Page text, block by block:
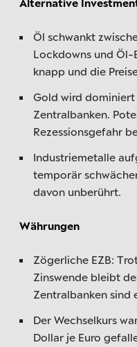
Öl schwankt
Lockdowns und
knapp und die
Gold wird
Zentralbanken.
Rezessionsgefahr
Industriemetalle
temporär
davon unberührt.
Währungen
Zögerliche EZB:
Zinswende bleibt
Zentralbanken sind
Der Wechselkurs
Dollar je Euro